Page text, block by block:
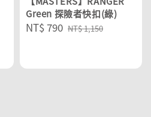
Green 探險者快扣(綠)
Sale
NT$ 790 Regular
NT$ 1,150